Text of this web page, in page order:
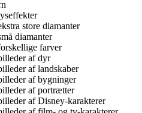
store diamanter
diamanter
farver
af dyr
af landskaber
af bygninger
af portrætter
af Disney-karakterer